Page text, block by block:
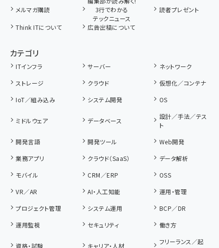
メルマガ購読
3行でわかる
テックニュース
読者プレゼント
Think ITについて 広告出稿について
カテゴリ
ITインフラ サーバー
ネットワーク
ストレージ
クラウド
仮想化／コンテナ
IoT／組み込み
システム開発 OS
ミドルウェア データベース
設計／手法／テス
ト
開発言語
開発ツール
Web開発
業務アプリ
クラウド（SaaS）
データ解析
モバイル
CRM／ERP
OSS
VR／AR
AI・人工知能
運用・管理
プロジェクト管理
システム運用
BCP／DR
運用監視
セキュリティ 働き方
資格・試験 キャリア・人材
フリーランス／起